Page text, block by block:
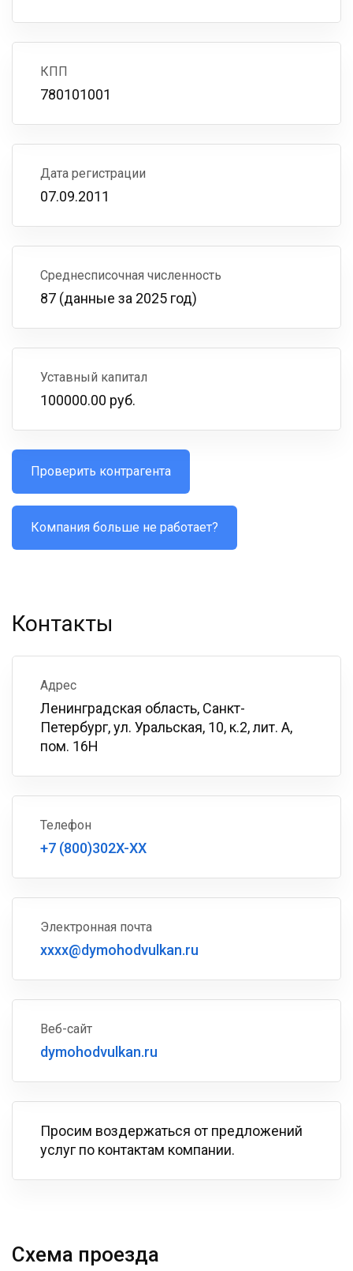
КПП
780101001
Дата регистрации
07.09.2011
Среднесписочная численность
87 (данные за 2025 год)
Уставный капитал
100000.00 руб.
Проверить контрагента
Компания больше не работает?
Контакты
Адрес
Ленинградская область, Санкт-
Петербург, ул. Уральская, 10, к.2, лит. А,
пом. 16Н
Телефон
+7 (800)302X-XX
Электронная почта
xxxx@dymohodvulkan.ru
Веб-сайт
dymohodvulkan.ru
Просим воздержаться от предложений
услуг по контактам компании.
Схема проезда